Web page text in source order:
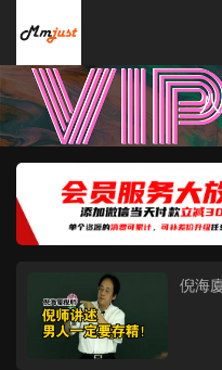
倪海